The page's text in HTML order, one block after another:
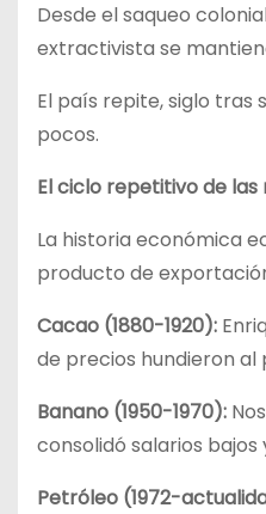
Desde el saqueo
extractivista se
El país repite, siglo tras
pocos.
El ciclo repetitivo de
La historia económica
producto de
Cacao (1880-1920):
de precios hundieron al
Banano (1950-1970):
consolidó salarios
Petróleo (1972-